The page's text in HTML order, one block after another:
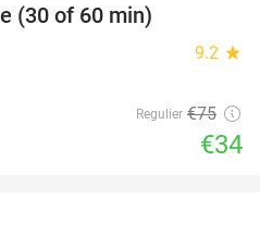
(30 of 60 min)
9.2 star
Regulier €75
€34